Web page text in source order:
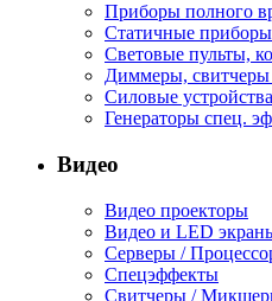
Приборы полного
Статичные
Световые пульты,
Диммеры, свитчеры
Силовые
Генераторы спец.
Видео
Видео проекторы
Видео и LED
Серверы /
Спецэффекты
Свитчеры /